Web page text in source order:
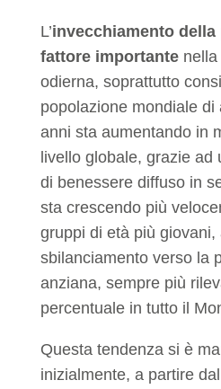
L’invecchiamento della
fattore importantenella
odierna, soprattutto
popolazione mondiale di
anni sta aumentando in
livello globale, grazie ad
di benessere diffuso in
sta crescendo più
gruppi di età più
sbilanciamento verso la
anziana, sempre più
percentuale in tutto il
Questa tendenza si è
inizialmente, a partire